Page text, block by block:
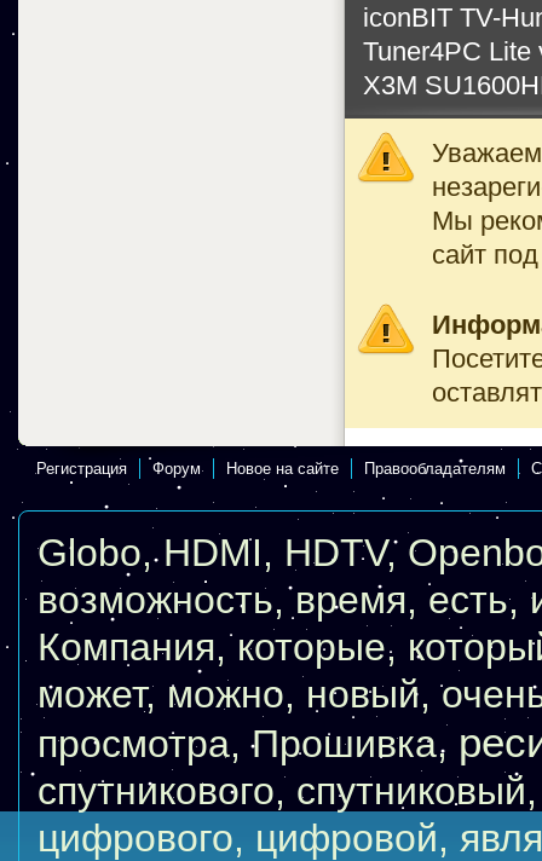
iconBIT TV-
Tuner4PC Lite
X3M
Мы
сайт
Регистрация Форум Новое на сайте Правообладателям
Globo,HDMI, HDTV,
возможность,время, есть,
Компания,которые,
может, можно, новый,
просмотра,Прошивка,
спутникового, спутниковый
цифрового, цифровой,